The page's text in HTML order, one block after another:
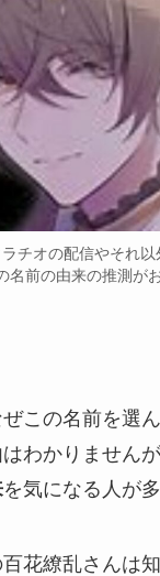
チオの配信やそれ
名前の由来の推測が
この名前を選
わかりません
を気になる人が
百花繚乱さんは